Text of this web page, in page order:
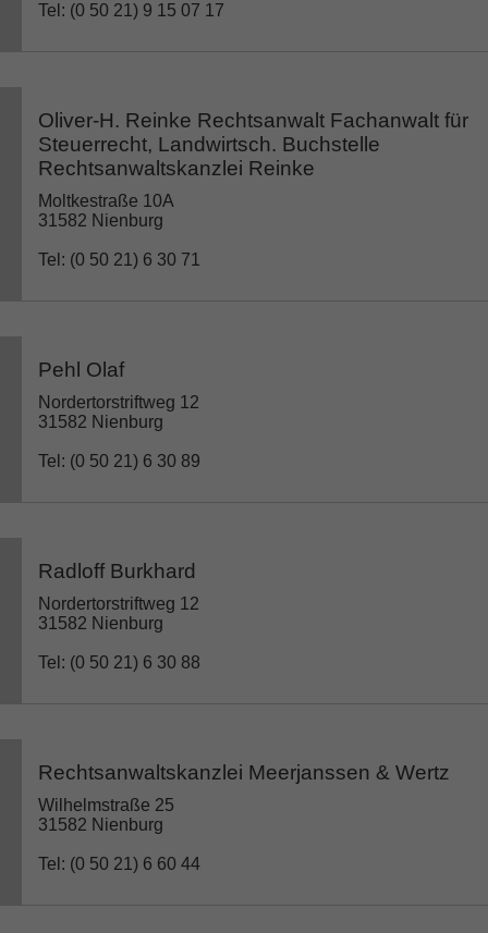
Tel: (0 50 21) 9 15 07 17
Oliver-H. Reinke Rechtsanwalt Fachanwalt für
Steuerrecht, Landwirtsch. Buchstelle
Rechtsanwaltskanzlei Reinke
Moltkestraße 10A
31582 Nienburg
Tel: (0 50 21) 6 30 71
Pehl Olaf
Nordertorstriftweg 12
31582 Nienburg
Tel: (0 50 21) 6 30 89
Radloff Burkhard
Nordertorstriftweg 12
31582 Nienburg
Tel: (0 50 21) 6 30 88
Rechtsanwaltskanzlei Meerjanssen & Wertz
Wilhelmstraße 25
31582 Nienburg
Tel: (0 50 21) 6 60 44